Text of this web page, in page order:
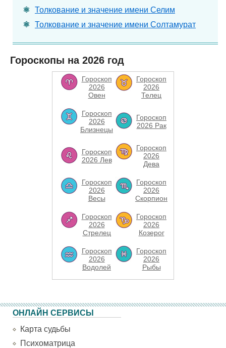
Толкование и значение имени Селим
Толкование и значение имени Солтамурат
Гороскопы на 2026 год
Гороскоп
2026
Овен
Гороскоп
2026
Телец
Гороскоп
2026
Близнецы
Гороскоп
2026 Рак
Гороскоп
2026 Лев
Гороскоп
2026
Дева
Гороскоп
2026
Весы
Гороскоп
2026
Скорпион
Гороскоп
2026
Стрелец
Гороскоп
2026
Козерог
Гороскоп
2026
Водолей
Гороскоп
2026
Рыбы
ОНЛАЙН СЕРВИСЫ
Карта судьбы
Психоматрица